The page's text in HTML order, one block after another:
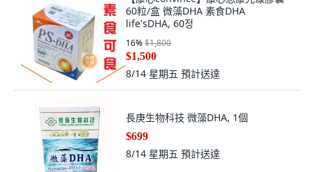
60粒/盒 微藻DHA 素食DHA
life'sDHA, 60정
16%$1,800
$1,500
8/14 星期五 預計送達
長庚生物科技 微藻DHA, 1個
$699
8/14 星期五 預計送達